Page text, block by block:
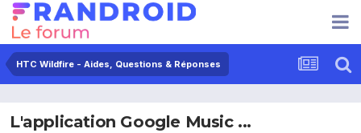
HTC Wildfire - Aides, Questions & Réponses
L'application Google Music ...